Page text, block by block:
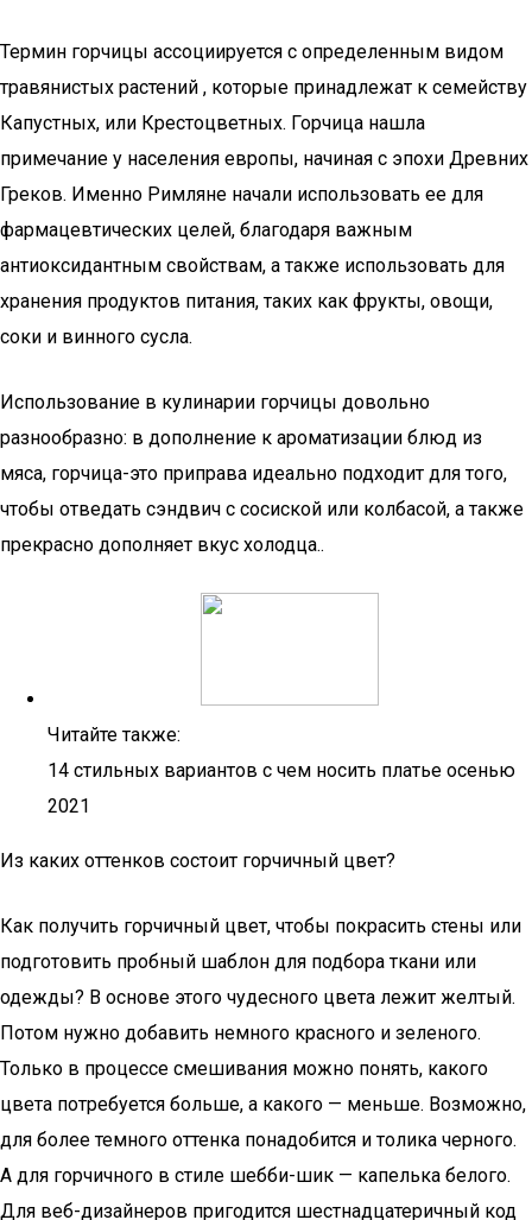
Термин горчицы ассоциируется с определенным видом
травянистых растений , которые принадлежат к семейству
Капустных, или Крестоцветных. Горчица нашла
примечание у населения европы, начиная с эпохи Древних
Греков. Именно Римляне начали использовать ее для
фармацевтических целей, благодаря важным
антиоксидантным свойствам, а также использовать для
хранения продуктов питания, таких как фрукты, овощи,
соки и винного сусла.
Использование в кулинарии горчицы довольно
разнообразно: в дополнение к ароматизации блюд из
мяса, горчица-это приправа идеально подходит для того,
чтобы отведать сэндвич с сосиской или колбасой, а также
прекрасно дополняет вкус холодца..
Читайте также:
14 стильных вариантов с чем носить платье осенью
2021
Из каких оттенков состоит горчичный цвет?
Как получить горчичный цвет, чтобы покрасить стены или
подготовить пробный шаблон для подбора ткани или
одежды? В основе этого чудесного цвета лежит желтый.
Потом нужно добавить немного красного и зеленого.
Только в процессе смешивания можно понять, какого
цвета потребуется больше, а какого — меньше. Возможно,
для более темного оттенка понадобится и толика черного.
А для горчичного в стиле шебби-шик — капелька белого.
Для веб-дизайнеров пригодится шестнадцатеричный код